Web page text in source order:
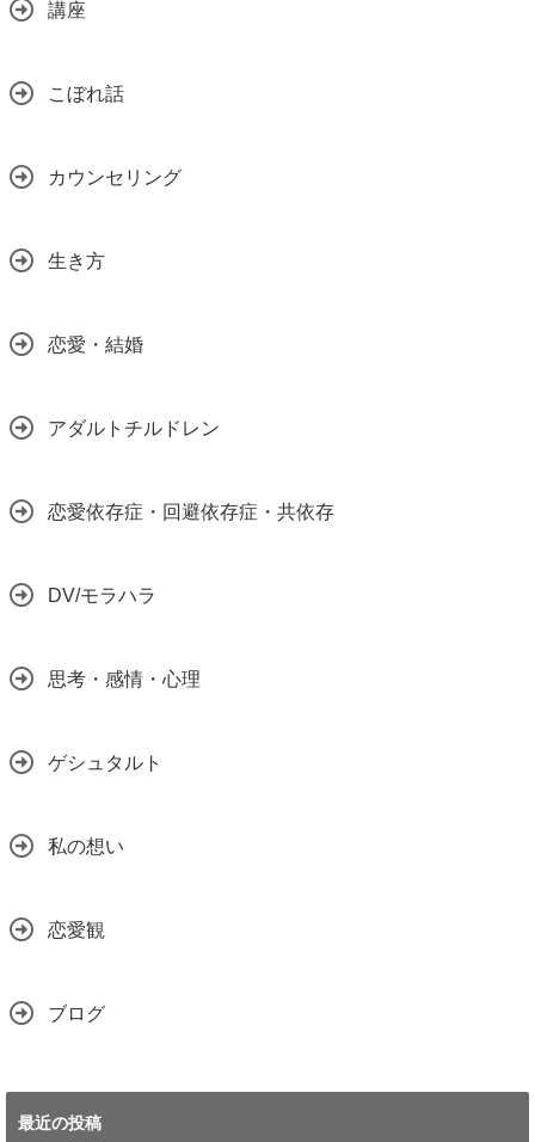
講座
こぼれ話
カウンセリング
生き方
恋愛・結婚
アダルトチルドレン
恋愛依存症・回避依存症・共依存
DV/モラハラ
思考・感情・心理
ゲシュタルト
私の想い
恋愛観
ブログ
最近の投稿